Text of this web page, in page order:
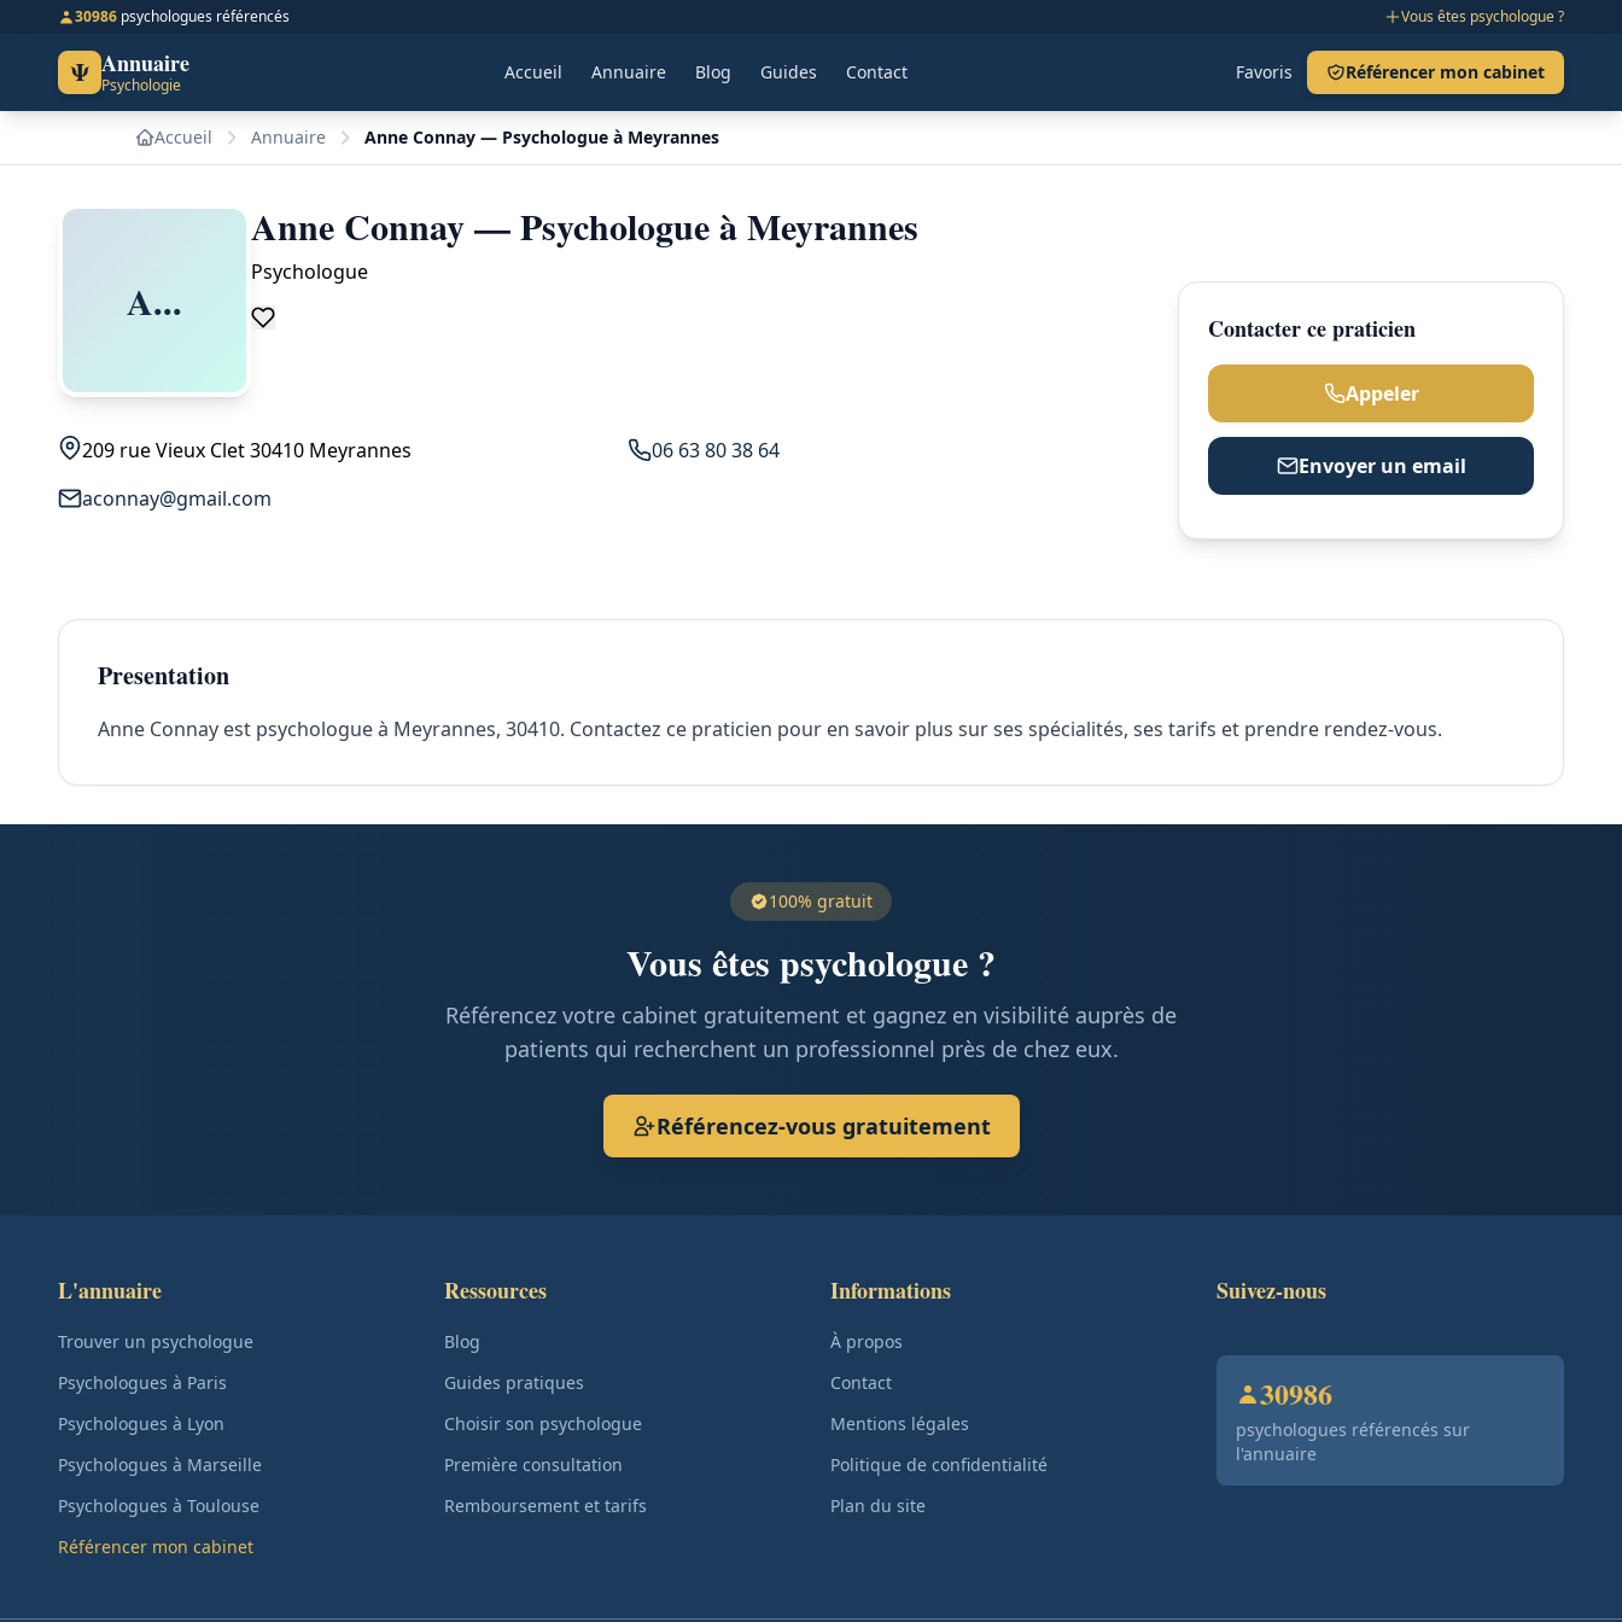
30986 psychologues référencés Vous êtes psychologue ?
Ψ Annuaire
Psychologie
Accueil Annuaire Blog Guides Contact Favoris Référencer mon cabinet
Accueil Annuaire Anne Connay — Psychologue à Meyrannes
A...
Anne Connay — Psychologue à Meyrannes
Psychologue
209 rue Vieux Clet 30410 Meyrannes
06 63 80 38 64
aconnay@gmail.com
Contacter ce praticien
Appeler
Envoyer un email
Presentation
Anne Connay est psychologue à Meyrannes, 30410. Contactez ce praticien pour en savoir plus sur ses spécialités, ses tarifs et prendre rendez-vous.
100% gratuit
Vous êtes psychologue ?
Référencez votre cabinet gratuitement et gagnez en visibilité auprès de
patients qui recherchent un professionnel près de chez eux.
Référencez-vous gratuitement
L'annuaire
Trouver un psychologue
Psychologues à Paris
Psychologues à Lyon
Psychologues à Marseille
Psychologues à Toulouse
Référencer mon cabinet
Ressources
Blog
Guides pratiques
Choisir son psychologue
Première consultation
Remboursement et tarifs
Informations
À propos
Contact
Mentions légales
Politique de confidentialité
Plan du site
Suivez-nous
30986
psychologues référencés sur
l'annuaire